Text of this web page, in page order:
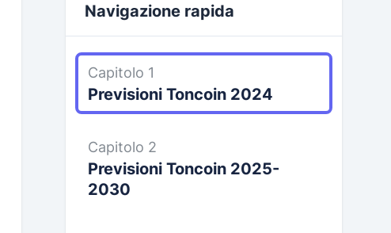
Navigazione rapida
Capitolo 1
Previsioni Toncoin 2024
Capitolo 2
Previsioni Toncoin 2025-
2030